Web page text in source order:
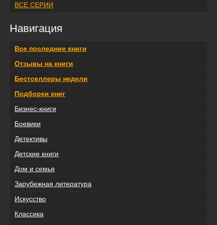
ВСЕ СЕРИИ
Навигация
Все последние книги
Отзывы на книги
Бестселлеры недели
Подборки книг
Бизнес-книги
Боевики
Детективы
Детские книги
Дом и семья
Зарубежная литература
Искусство
Классика